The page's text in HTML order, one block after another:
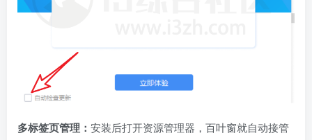
多标签页管理： 安装后打开资源管理器，百叶窗就自动接管